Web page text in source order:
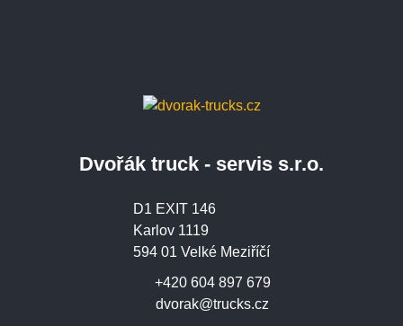
Dvořák truck - servis s.r.o.
dvorak@trucks.cz
+420 604 897 679
D1 EXIT 146
Karlov 1119
594 01 Velké Meziříčí